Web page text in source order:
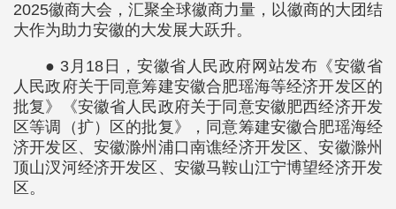
2025徽商大会，汇聚全球徽商力量，以徽商的大团结
大作为助力安徽的大发展大跃升。
● 3月18日，安徽省人民政府网站发布《安徽省
人民政府关于同意筹建安徽合肥瑶海等经济开发区的
批复》《安徽省人民政府关于同意安徽肥西经济开发
区等调（扩）区的批复》，同意筹建安徽合肥瑶海经
济开发区、安徽滁州浦口南谯经济开发区、安徽滁州
顶山汊河经济开发区、安徽马鞍山江宁博望经济开发
区。